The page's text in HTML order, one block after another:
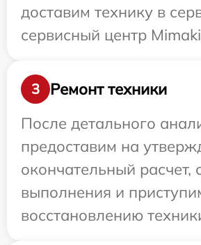
доставим технику в
сервисный центр
3
Ремонт техники
После детального
предоставим на
окончательный расчет,
выполнения и
восстановлению